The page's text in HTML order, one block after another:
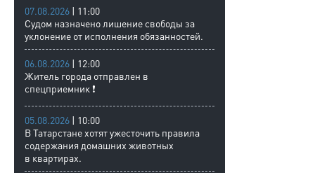
07.08.2026 | 11:00
Судом назначено лишение свободы за
уклонение от исполнения обязанностей.
06.08.2026 | 12:00
Житель города отправлен в
спецприемник ❗
05.08.2026 | 10:00
В Татарстане хотят ужесточить правила
содержания домашних животных
в квартирах.